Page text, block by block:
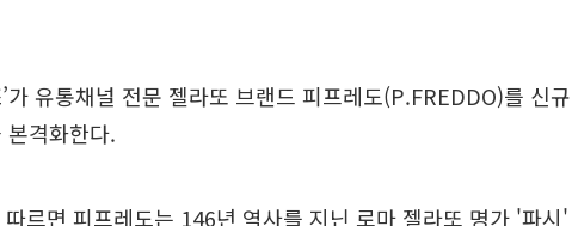
가 유통채널 전문 젤라또 브랜드 피프레도(P.FREDDO)를 신
본격화한다.
르면 피프레도는 146년 역사를 지닌 로마 젤라또 명가 '파시